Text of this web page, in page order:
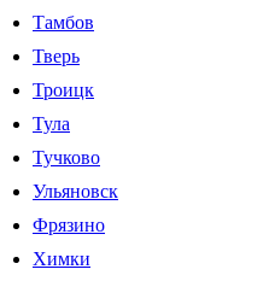
Тамбов
Тверь
Троицк
Тула
Тучково
Ульяновск
Фрязино
Химки